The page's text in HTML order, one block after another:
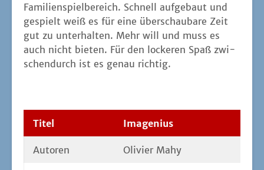
Fami­li­en­spiel­be­reich. Schnell auf­ge­baut und
gespielt weiß es für eine über­schau­ba­re Zeit
gut zu unter­hal­ten. Mehr will und muss es
auch nicht bie­ten. Für den locke­ren Spaß zwi­
schen­durch ist es genau richtig.
Titel Imagen­i­us
Autoren Oli­vi­er Mahy